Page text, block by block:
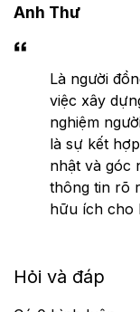
Anh Thư
Là người
việc xây
nghiệm
là sự kết
nhật và góc
thông tin rõ
hữu ích cho
Hỏi và đáp